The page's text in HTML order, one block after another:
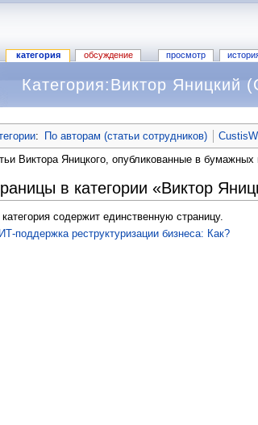
категория обсуждение просмотр
Категория:Виктор Яницкий
: По авторам (статьи сотрудников)
Виктора Яницкого, опубликованные в
в категории «Виктор
содержит единственную страницу.
ИТ-поддержка реструктуризации бизнеса: Как?